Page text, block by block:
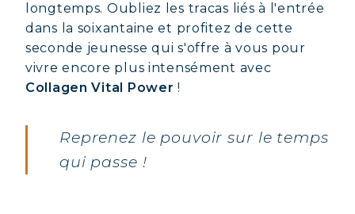
longtemps. Oubliez les tracas liés à l'entrée
dans la soixantaine et profitez de cette
seconde jeunesse qui s'offre à vous pour
vivre encore plus intensément avec
Collagen Vital Power !
Reprenez le pouvoir sur le temps
qui passe !